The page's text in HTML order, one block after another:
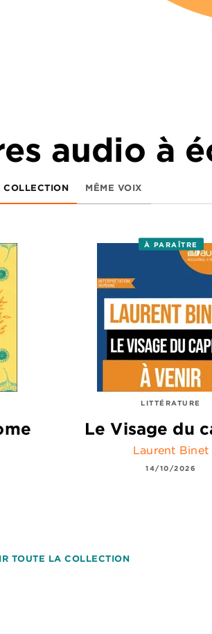
audio à
COLLECTION MÊME VOIX
À PARAÎTRE
LITTÉRATURE
Le Visage du
Laurent Binet
14/10/2026
TOUTE LA COLLECTION